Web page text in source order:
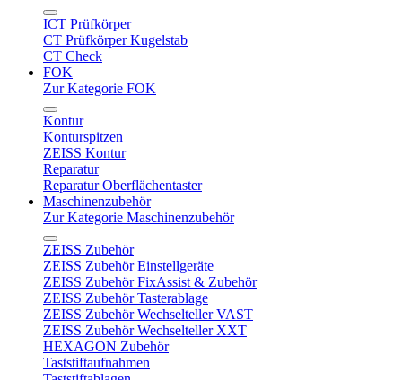
ICT Prüfkörper
CT Prüfkörper Kugelstab
CT Check
FOK
Zur Kategorie FOK
Kontur
Konturspitzen
ZEISS Kontur
Reparatur
Reparatur Oberflächentaster
Maschinenzubehör
Zur Kategorie Maschinenzubehör
ZEISS Zubehör
ZEISS Zubehör Einstellgeräte
ZEISS Zubehör FixAssist & Zubehör
ZEISS Zubehör Tasterablage
ZEISS Zubehör Wechselteller VAST
ZEISS Zubehör Wechselteller XXT
HEXAGON Zubehör
Taststiftaufnahmen